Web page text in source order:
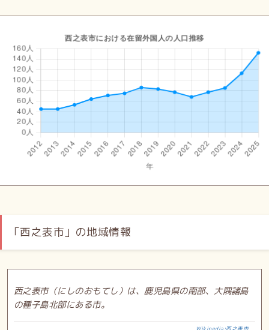
「西之表市」の地域情報
西之表市（にしのおもてし）は、鹿児島県の南部、大隅諸島
の種子島北部にある市。